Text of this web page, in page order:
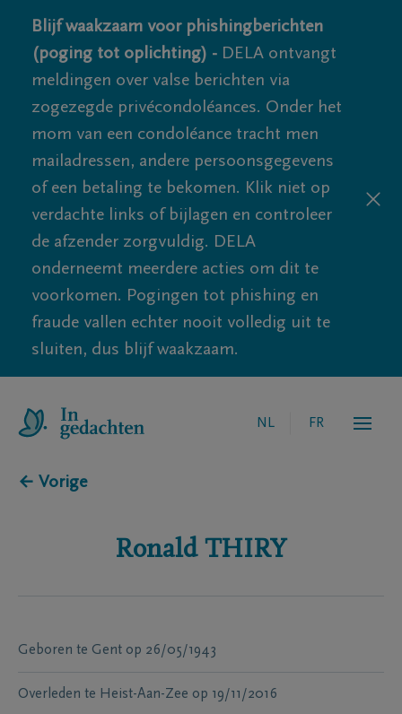
Blijf waakzaam voor phishingberichten
(poging tot oplichting) - DELA ontvangt
meldingen over valse berichten via
zogezegde privécondoléances. Onder het
mom van een condoléance tracht men
mailadressen, andere persoonsgegevens
of een betaling te bekomen. Klik niet op
verdachte links of bijlagen en controleer
de afzender zorgvuldig. DELA
onderneemt meerdere acties om dit te
voorkomen. Pogingen tot phishing en
fraude vallen echter nooit volledig uit te
sluiten, dus blijf waakzaam.
NL FR
← Vorige
Ronald THIRY
Geboren te Gent op 26/05/1943
Overleden te Heist-Aan-Zee op 19/11/2016